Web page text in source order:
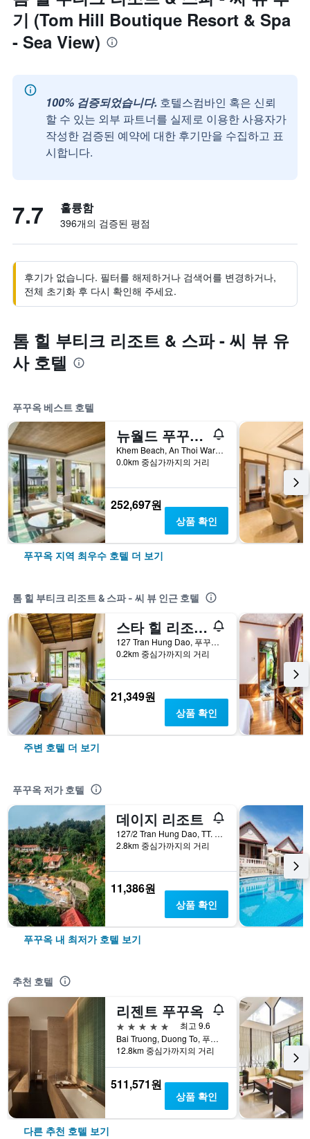
기 (Tom Hill Boutique Resort & Spa
- Sea View)
100% 검증되었습니다. 호텔스컴바인 혹은 신뢰
할 수 있는 외부 파트너를 실제로 이용한 사용자가
작성한 검증된 예약에 대한 후기만을 수집하고 표
시합니다.
7.7 훌륭함
396개의 검증된 평점
후기가 없습니다. 필터를 해제하거나 검색어를 변경하거나,
전체 초기화 후 다시 확인해 주세요.
톰 힐 부티크 리조트 & 스파 - 씨 뷰 유
사 호텔
푸꾸옥 베스트 호텔
뉴월드 푸꾸옥 리조트
Khem Beach, An Thoi Ward Phu Quoc City, Kien Giang Province, Vietnam, 푸꾸옥, 베트남
0.0km 중심가까지의 거리
252,697원
상품 확인
푸꾸옥 지역 최우수 호텔 더 보기
톰 힐 부티크 리조트 & 스파 - 씨 뷰 인근 호텔
스타 힐 리조트 푸꾸옥
127 Tran Hung Dao, 푸꾸옥, 베트남
0.2km 중심가까지의 거리
21,349원
상품 확인
주변 호텔 더 보기
푸꾸옥 저가 호텔
데이지 리조트
127/2 Tran Hung Dao, TT. Duong Dong, 푸꾸옥, 베트남
2.8km 중심가까지의 거리
11,386원
상품 확인
푸꾸옥 내 최저가 호텔 보기
추천 호텔
리젠트 푸꾸옥
5성급
최고 9.6
Bai Truong, Duong To, 푸꾸옥, 베트남
12.8km 중심가까지의 거리
511,571원
상품 확인
다른 추천 호텔 보기